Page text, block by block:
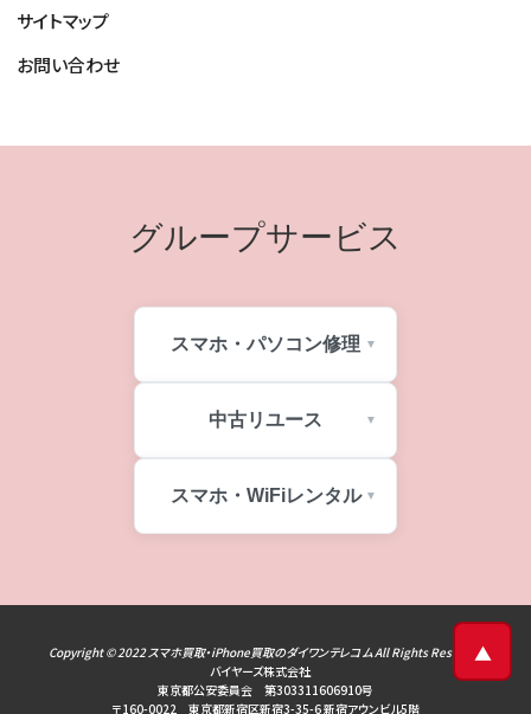
サイトマップ
お問い合わせ
グループサービス
スマホ・パソコン修理
中古リユース
スマホ・WiFiレンタル
Copyright © 2022スマホ買取・iPhone買取のダイワンテレコムAll Rights Reserved
バイヤーズ株式会社
東京都公安委員会 第303311606910号
〒160-0022 東京都新宿区新宿3-35-6 新宿アウンビル5階
▲